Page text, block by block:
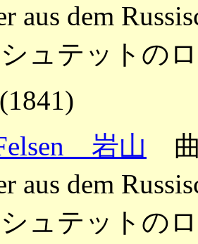
aus dem
ュテットの
岩山 曲
aus dem
ュテットの